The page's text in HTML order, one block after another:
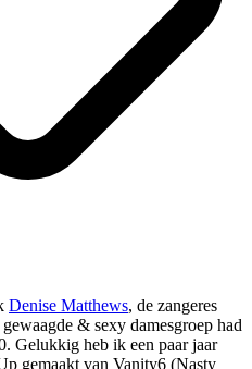
Denise Matthews, de zangeres
& sexy damesgroep had
Gelukkig heb ik een paar jaar
gemaakt van Vanity6 (Nasty